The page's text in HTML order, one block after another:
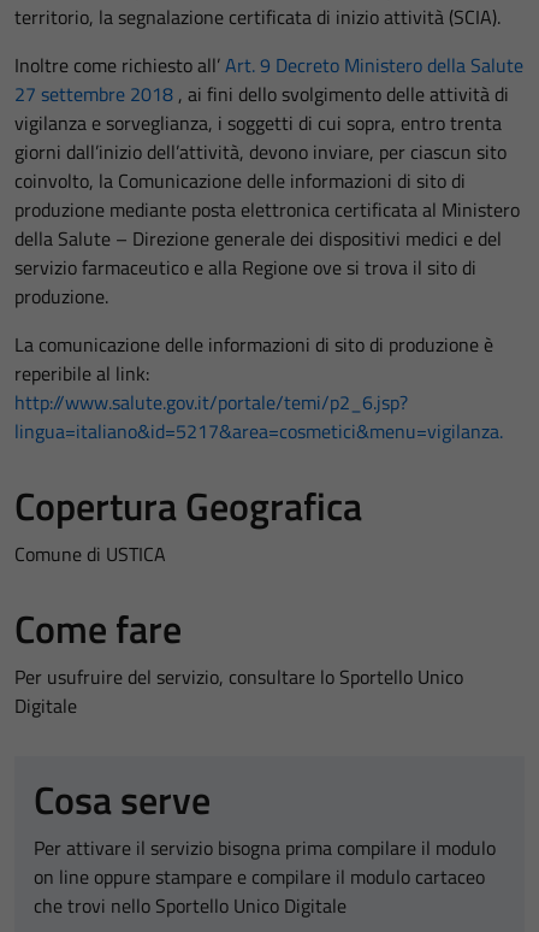
territorio, la segnalazione certificata di inizio attività (SCIA).
Inoltre come richiesto all’Art. 9 Decreto Ministero della Salute
27 settembre 2018 , ai fini dello svolgimento delle attività di
vigilanza e sorveglianza, i soggetti di cui sopra, entro trenta
giorni dall’inizio dell’attività, devono inviare, per ciascun sito
coinvolto, la Comunicazione delle informazioni di sito di
produzione mediante posta elettronica certificata al Ministero
della Salute – Direzione generale dei dispositivi medici e del
servizio farmaceutico e alla Regione ove si trova il sito di
produzione.
La comunicazione delle informazioni di sito di produzione è
reperibile al link:
http://www.salute.gov.it/portale/temi/p2_6.jsp?
lingua=italiano&id=5217&area=cosmetici&menu=vigilanza.
Copertura Geografica
Comune di USTICA
Come fare
Per usufruire del servizio, consultare lo Sportello Unico
Digitale
Cosa serve
Per attivare il servizio bisogna prima compilare il modulo
on line oppure stampare e compilare il modulo cartaceo
che trovi nello Sportello Unico Digitale